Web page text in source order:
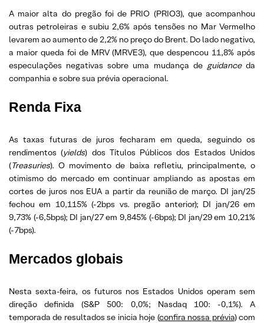
A maior alta do pregão foi de PRIO (PRIO3), que acompanhou
outras petroleiras e subiu 2,6% após tensões no Mar Vermelho
levarem ao aumento de 2,2% no preço do Brent. Do lado negativo,
a maior queda foi de MRV (MRVE3), que despencou 11,8% após
especulações negativas sobre uma mudança de guidanceda
companhia e sobre sua prévia operacional.
Renda Fixa
As taxas futuras de juros fecharam em queda, seguindo os
rendimentos (yields) dos Títulos Públicos dos Estados Unidos
(Treasuries). O movimento de baixa refletiu, principalmente, o
otimismo do mercado em continuar ampliando as apostas em
cortes de juros nos EUA a partir da reunião de março. DI jan/25
fechou em 10,115% (-2bps vs. pregão anterior); DI jan/26 em
9,73% (-6,5bps); DI jan/27 em 9,845% (-6bps); DI jan/29 em 10,21%
(-7bps).
Mercados globais
Nesta sexta-feira, os futuros nos Estados Unidos operam sem
direção definida (S&P 500: 0,0%; Nasdaq 100: -0,1%). A
temporada de resultados se inicia hoje (confira nossa prévia) com